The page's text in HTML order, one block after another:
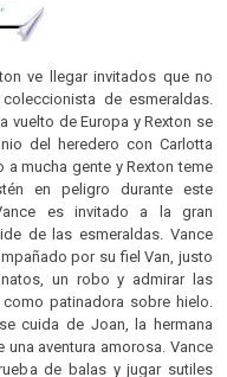
ve llegar invitados que no
de esmeraldas.
vuelto de Europa y Rexton se
del heredero con Carlotta
a mucha gente y Rexton teme
en peligro durante este
es invitado a la gran
de las esmeraldas. Vance
por su fiel Van, justo
un robo y admirar las
patinadora sobre hielo.
cuida de Joan, la hermana
aventura amorosa. Vance
de balas y jugar sutiles